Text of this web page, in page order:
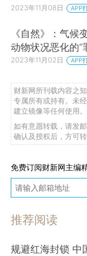
2023年11月08日 APP
《自然》：气候
动物状况恶化的“
2023年11月02日 APP
财新网所刊载内容之
专属所有或持有。未
建立镜像等任何使用。
如有意愿转载，请发
确认及授权后，方可转
免费订阅财新网主编
推荐阅读
规避红海封锁 中